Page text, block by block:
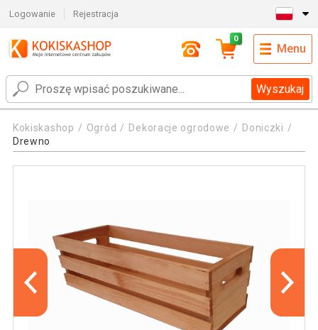
Logowanie Rejestracja
Wyszukaj
0
Menu
Kokiskashop Ogród Dekoracje ogrodowe
Doniczki
Drewno